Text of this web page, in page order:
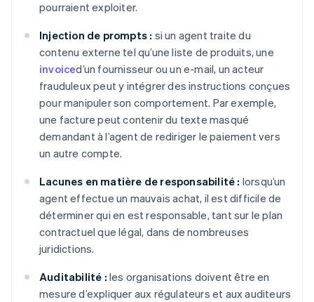
pourraient exploiter.
Injection de prompts : si un agent traite du
contenu externe tel qu’une liste de produits, une
invoiced’un fournisseur ou un e-mail, un acteur
frauduleux peut y intégrer des instructions conçues
pour manipuler son comportement. Par exemple,
une facture peut contenir du texte masqué
demandant à l’agent de rediriger le paiement vers
un autre compte.
Lacunes en matière de responsabilité : lorsqu’un
agent effectue un mauvais achat, il est difficile de
déterminer qui en est responsable, tant sur le plan
contractuel que légal, dans de nombreuses
juridictions.
Auditabilité : les organisations doivent être en
mesure d’expliquer aux régulateurs et aux auditeurs